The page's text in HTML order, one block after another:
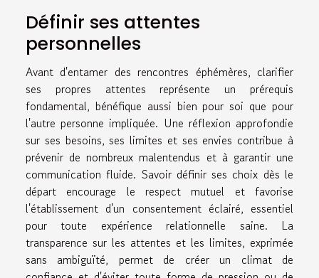
Définir ses attentes
personnelles
Avant d'entamer des rencontres éphémères, clarifier
ses propres attentes représente un prérequis
fondamental, bénéfique aussi bien pour soi que pour
l'autre personne impliquée. Une réflexion approfondie
sur ses besoins, ses limites et ses envies contribue à
prévenir de nombreux malentendus et à garantir une
communication fluide. Savoir définir ses choix dès le
départ encourage le respect mutuel et favorise
l'établissement d'un consentement éclairé, essentiel
pour toute expérience relationnelle saine. La
transparence sur les attentes et les limites, exprimée
sans ambiguïté, permet de créer un climat de